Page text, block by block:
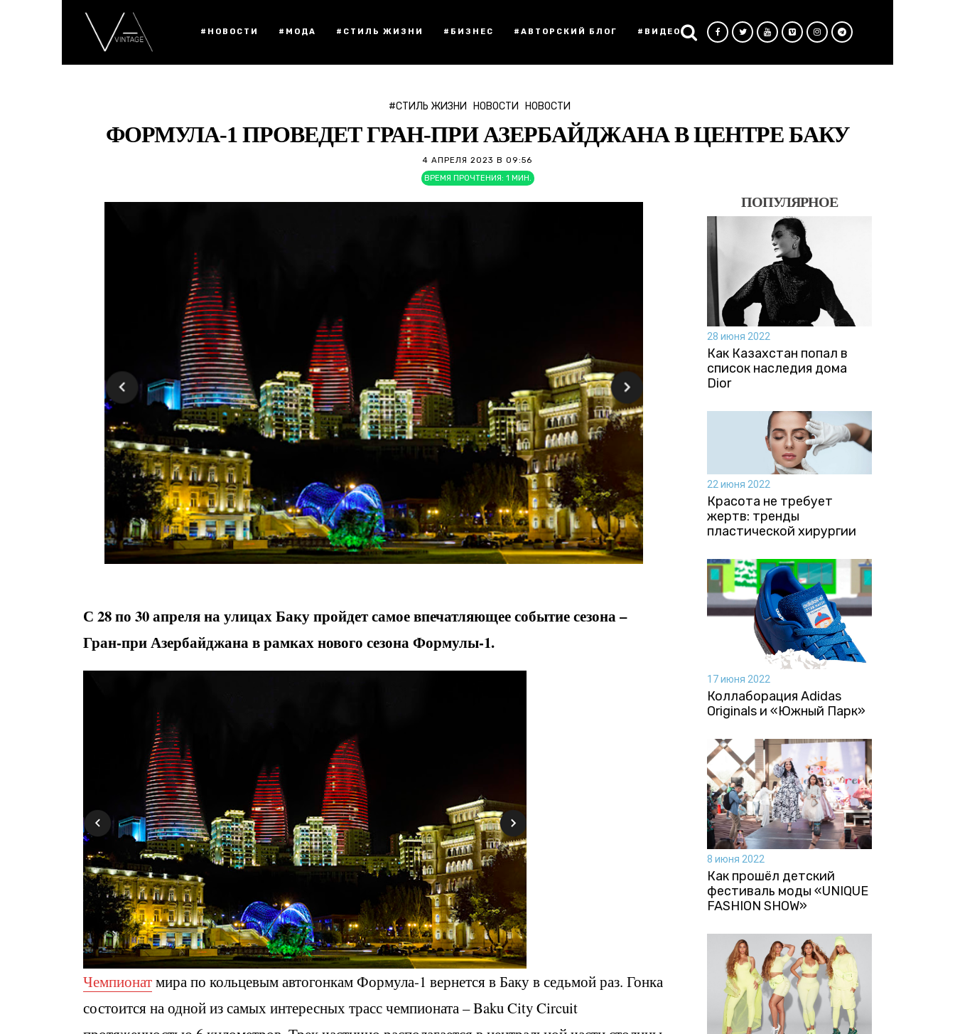
#НОВОСТИ #МОДА #СТИЛЬ ЖИЗНИ #БИЗНЕС #АВТОРСКИЙ БЛОГ #ВИДЕО
#СТИЛЬ ЖИЗНИ НОВОСТИ НОВОСТИ
ФОРМУЛА-1 ПРОВЕДЕТ ГРАН-ПРИ АЗЕРБАЙДЖАНА В ЦЕНТРЕ БАКУ
4 АПРЕЛЯ 2023 В 09:56
ВРЕМЯ ПРОЧТЕНИЯ: 1 МИН.
С 28 по 30 апреля на улицах Баку пройдет самое впечатляющее событие сезона –
Гран-при Азербайджана в рамках нового сезона Формулы-1.
Чемпионатмира по кольцевым автогонкам Формула-1 вернется в Баку в седьмой раз. Гонка
состоится на одной из самых интересных трасс чемпионата – Baku City Circuit
ПОПУЛЯРНОЕ
28 июня 2022
Как Казахстан попал в
список наследия дома
Dior
22 июня 2022
Красота не требует
жертв: тренды
пластической хирургии
17 июня 2022
Коллаборация Аdidas
Originals и «Южный Парк»
8 июня 2022
Как прошёл детский
фестиваль моды «UNIQUE
FASHION SHOW»